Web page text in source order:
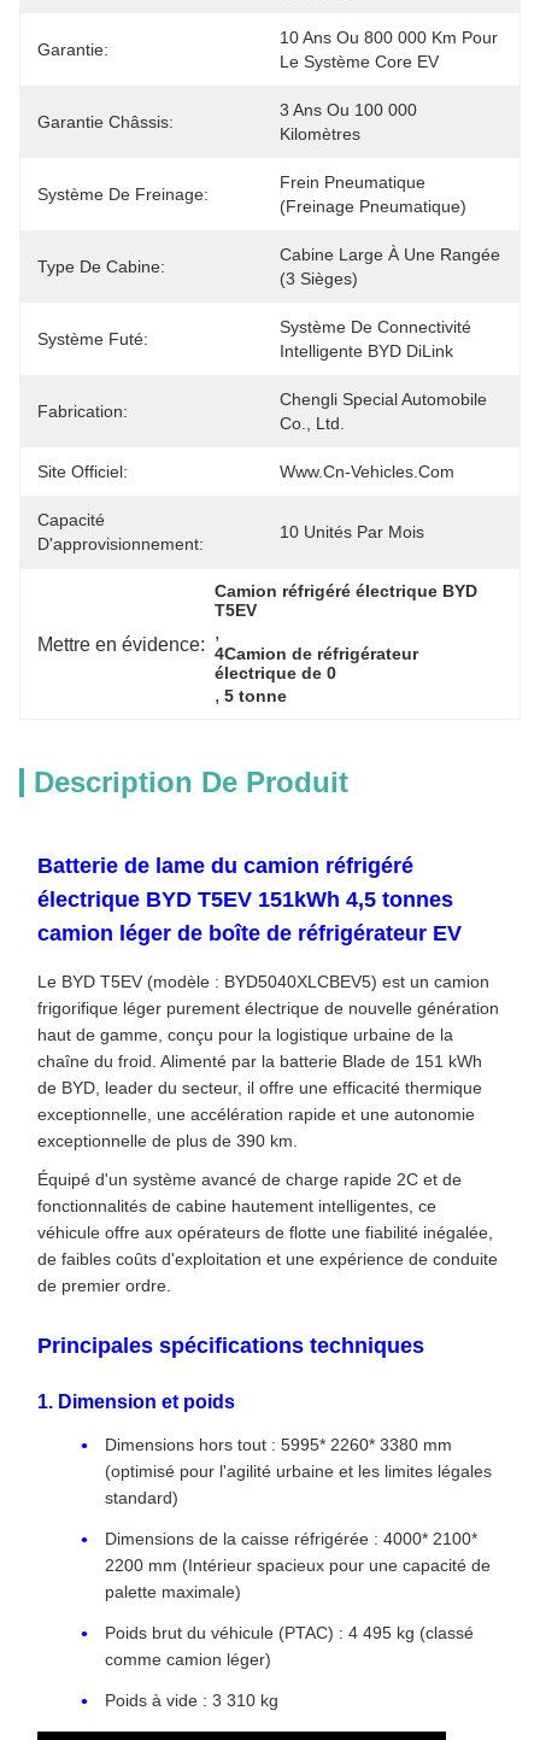
Garantie:
10 Ans Ou 800 000 Km Pour
Le Système Core EV
Garantie Châssis:
3 Ans Ou 100 000
Kilomètres
Système De Freinage:
Frein Pneumatique
(freinage Pneumatique)
Type De Cabine:
Cabine Large À Une Rangée
(3 Sièges)
Système Futé:
Système De Connectivité
Intelligente BYD DiLink
Fabrication:
Chengli Special Automobile
Co., Ltd.
Site Officiel: Www.cn-Vehicles.com
Capacité
D'approvisionnement:
10 Unités Par Mois
Mettre en évidence:
Camion réfrigéré électrique BYD
T5EV
,
4Camion de réfrigérateur
électrique de 0
, 5 tonne
Description De Produit
Batterie de lame du camion réfrigéré
électrique BYD T5EV 151kWh 4,5 tonnes
camion léger de boîte de réfrigérateur EV
Le BYD T5EV (modèle : BYD5040XLCBEV5) est un camion
frigorifique léger purement électrique de nouvelle génération
haut de gamme, conçu pour la logistique urbaine de la
chaîne du froid. Alimenté par la batterie Blade de 151 kWh
de BYD, leader du secteur, il offre une efficacité thermique
exceptionnelle, une accélération rapide et une autonomie
exceptionnelle de plus de 390 km.
Équipé d'un système avancé de charge rapide 2C et de
fonctionnalités de cabine hautement intelligentes, ce
véhicule offre aux opérateurs de flotte une fiabilité inégalée,
de faibles coûts d'exploitation et une expérience de conduite
de premier ordre.
Principales spécifications techniques
1. Dimension et poids
Dimensions hors tout : 5995* 2260* 3380 mm
(optimisé pour l'agilité urbaine et les limites légales
standard)
Dimensions de la caisse réfrigérée : 4000* 2100*
2200 mm (Intérieur spacieux pour une capacité de
palette maximale)
Poids brut du véhicule (PTAC) : 4 495 kg (classé
comme camion léger)
Poids à vide : 3 310 kg